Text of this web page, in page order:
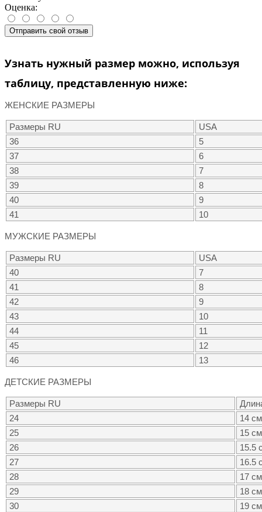
Оценка:
Отправить свой отзыв
Узнать нужный размер можно, используя
таблицу, представленную ниже:
ЖЕНСКИЕ РАЗМЕРЫ
Размеры RU
USA
36
5
37
6
38
7
39
8
40
9
41
10
МУЖСКИЕ РАЗМЕРЫ
Размеры RU
USA
40
7
41
8
42
9
43
10
44
11
45
12
46
13
ДЕТСКИЕ РАЗМЕРЫ
Размеры RU
24
14 см
25
15 см
26
15.5
27
16.5
28
17 см
29
18 см
30
19 см